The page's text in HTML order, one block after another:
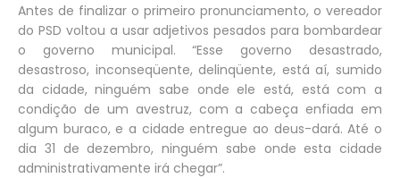
Antes de finalizar o primeiro pronunciamento, o vereador
do PSD voltou a usar adjetivos pesados para bombardear
o governo municipal. “Esse governo desastrado,
desastroso, inconseqüente, delinqüente, está aí, sumido
da cidade, ninguém sabe onde ele está, está com a
condição de um avestruz, com a cabeça enfiada em
algum buraco, e a cidade entregue ao deus-dará. Até o
dia 31 de dezembro, ninguém sabe onde esta cidade
administrativamente irá chegar”.